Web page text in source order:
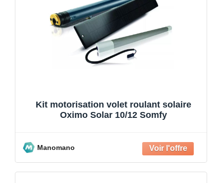
Kit motorisation volet roulant solaire
Oximo Solar 10/12 Somfy
Manomano